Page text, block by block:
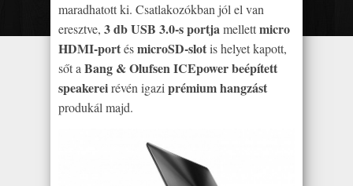
maradhatott ki. Csatlakozókban jól el van
eresztve, 3 db USB 3.0-s portjamellettmicro
HDMI-portésmicroSD-slotis helyet kapott,
sőt aBang & Olufsen ICEpower beépített
speakereirévén igaziprémium hangzást
produkál majd.